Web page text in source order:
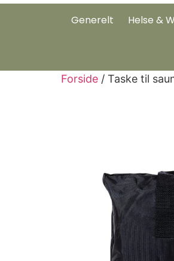
Generelt Helse &
Forside / Taske til